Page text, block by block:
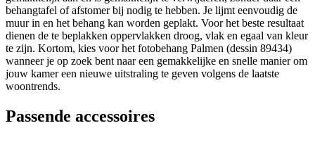
behangtafel of afstomer bij nodig te hebben. Je lijmt eenvoudig de
muur in en het behang kan worden geplakt. Voor het beste resultaat
dienen de te beplakken oppervlakken droog, vlak en egaal van kleur
te zijn. Kortom, kies voor het fotobehang Palmen (dessin 89434)
wanneer je op zoek bent naar een gemakkelijke en snelle manier om
jouw kamer een nieuwe uitstraling te geven volgens de laatste
woontrends.
Passende accessoires